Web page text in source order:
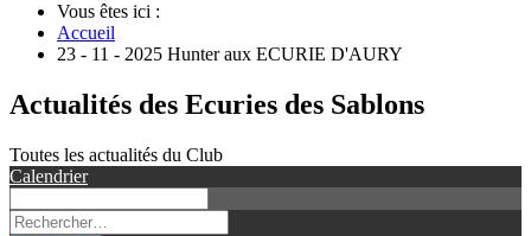
Vous êtes ici :
Accueil
23 - 11 - 2025 Hunter aux ECURIE D'AURY
Actualités des Ecuries des Sablons
Toutes les actualités du Club
Calendrier